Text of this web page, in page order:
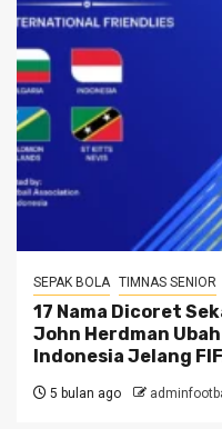
SEPAK BOLA TIMNAS SENIOR
17 Nama Dicoret
John Herdman
Indonesia Jelang
5 bulan ago